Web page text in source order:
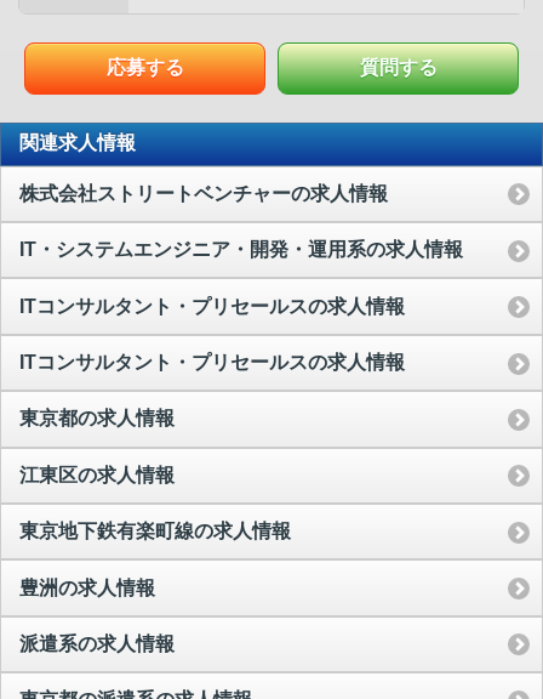
応募する 質問する
関連求人情報
株式会社ストリートベンチャーの求人情報
IT・システムエンジニア・開発・運用系の求人情報
ITコンサルタント・プリセールスの求人情報
ITコンサルタント・プリセールスの求人情報
東京都の求人情報
江東区の求人情報
東京地下鉄有楽町線の求人情報
豊洲の求人情報
派遣系の求人情報